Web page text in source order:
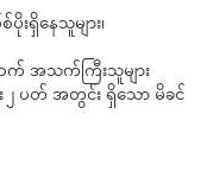
းရှိနေသူများ၊
က် အသက်ကြီးသူများ
း ၂ ပတ် အတွင်း ရှိသော မိခင်